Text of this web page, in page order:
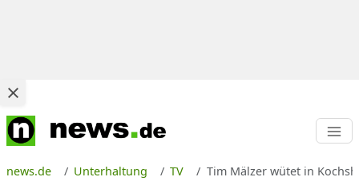
news.de Unterhaltung TV Tim Mälzer wütet in